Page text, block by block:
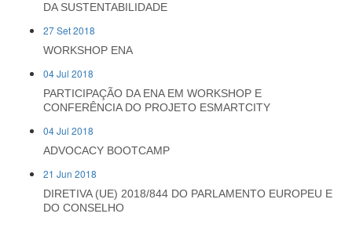
DA SUSTENTABILIDADE
27 Set 2018
WORKSHOP ENA
04 Jul 2018
PARTICIPAÇÃO DA ENA EM WORKSHOP E
CONFERÊNCIA DO PROJETO ESMARTCITY
04 Jul 2018
ADVOCACY BOOTCAMP
21 Jun 2018
DIRETIVA (UE) 2018/844 DO PARLAMENTO EUROPEU E
DO CONSELHO